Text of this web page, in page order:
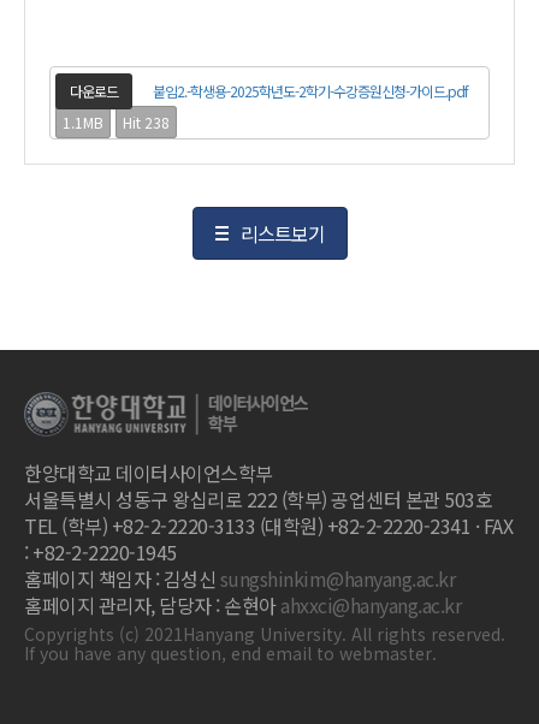
다운로드
붙임2.-학생용-2025학년도-2학기-수강증원신청-가이드.pdf
1.1MB
Hit 238
리스트보기
한양대학교 데이터사이언스학부
서울특별시 성동구 왕십리로 222 (학부) 공업센터 본관 503호
TEL (학부) +82-2-2220-3133 (대학원) +82-2-2220-2341 · FAX
: +82-2-2220-1945
홈페이지 책임자 : 김성신 sungshinkim@hanyang.ac.kr
홈페이지 관리자, 담당자 : 손현아ahxxci@hanyang.ac.kr
Copyrights (c) 2021Hanyang University. All rights reserved.
If you have any question, end email to webmaster.